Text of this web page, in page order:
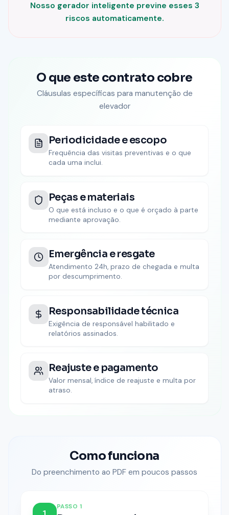
Nosso gerador inteligente previne esses 3
riscos automaticamente.
O que este contrato cobre
Cláusulas específicas para manutenção de
elevador
Periodicidade e escopo
Frequência das visitas preventivas e o que
cada uma inclui.
Peças e materiais
O que está incluso e o que é orçado à parte
mediante aprovação.
Emergência e resgate
Atendimento 24h, prazo de chegada e multa
por descumprimento.
Responsabilidade técnica
Exigência de responsável habilitado e
relatórios assinados.
Reajuste e pagamento
Valor mensal, índice de reajuste e multa por
atraso.
Como funciona
Do preenchimento ao PDF em poucos passos
PASSO 1